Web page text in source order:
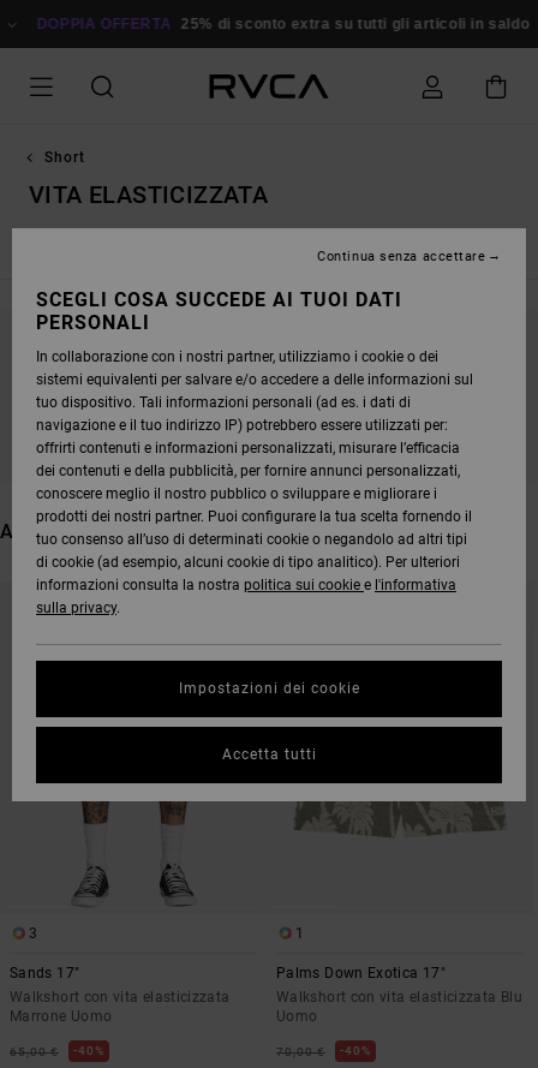
ALLA
25% di sconto extra su tutti gli articoli in saldo Risparmia
Short
VITA ELASTICIZZATA
CONTINUA A SEGUIRCI, I PRODOTTI CHE
CERCHI PRESTO SARANNO DI NUOVO
DISPONIBILI
ALTRI ARTICOLI CHE POTREBBERO PIACERTI
SALTA
CRITERI
VISUALIZZA
3
Sands 17"
Walkshort con vita elasticizzata
Marrone Uomo
65,00 € 40%
1
Palms Down Exotica 17"
Walkshort con vita elasticizzata Blu
Uomo
70,00 € 40%
SCEGLI COSA SUCCEDE AI TUOI DATI
PERSONALI
In collaborazione con i nostri partner, utilizziamo i cookie o dei
sistemi equivalenti per salvare e/o accedere a delle informazioni sul
tuo dispositivo. Tali informazioni personali (ad es. i dati di
navigazione e il tuo indirizzo IP) potrebbero essere utilizzati per:
offrirti contenuti e informazioni personalizzati, misurare l’efficacia
dei contenuti e della pubblicità, per fornire annunci personalizzati,
conoscere meglio il nostro pubblico o sviluppare e migliorare i
prodotti dei nostri partner. Puoi configurare la tua scelta fornendo il
tuo consenso all’uso di determinati cookie o negandolo ad altri tipi
di cookie (ad esempio, alcuni cookie di tipo analitico). Per ulteriori
informazioni consulta la nostra politica sui cookie e l'informativa
sulla privacy.
Impostazioni dei cookie
Continua senza accettare
Accetta tutti